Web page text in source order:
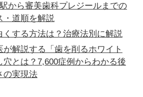
から審美歯科プレジールまでの
・道順を解説
くする方法は？治療法別に解説
解説する「歯を削るホワイト
穴とは？7,600症例からわかる後
の実現法